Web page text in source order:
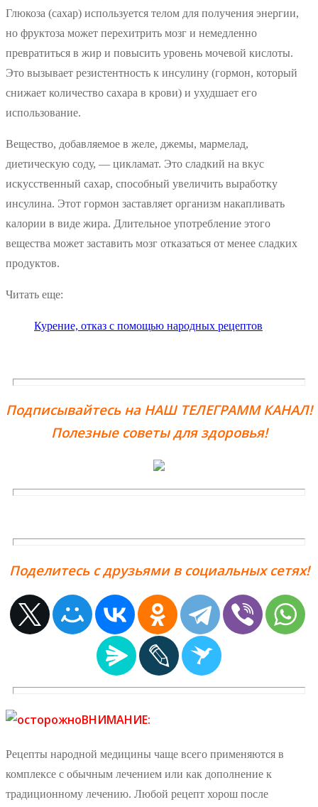
Глюкоза (сахар) используется телом для получения энергии,
но фруктоза может перехитрить мозг и немедленно
превратиться в жир и повысить уровень мочевой кислоты.
Это вызывает резистентность к инсулину (гормон, который
снижает количество сахара в крови) и ухудшает его
использование.
Вещество, добавляемое в желе, джемы, мармелад,
диетическую соду, — цикламат. Это сладкий на вкус
искусственный сахар, способный увеличить выработку
инсулина. Этот гормон заставляет организм накапливать
калории в виде жира. Длительное употребление этого
вещества может заставить мозг отказаться от менее сладких
продуктов.
Читать еще:
Курение, отказ с помощью народных рецептов
Подписывайтесь на НАШ ТЕЛЕГРАММ КАНАЛ!
Полезные советы для здоровья!
Поделитесь с друзьями в социальных сетях!
ВНИМАНИЕ:
Рецепты народной медицины чаще всего применяются в
комплексе с обычным лечением или как дополнение к
традиционному лечению. Любой рецепт хорош после